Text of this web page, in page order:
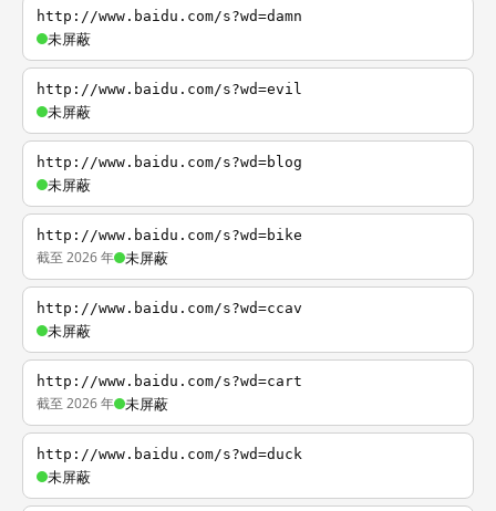
http://www.baidu.com/s?wd=damn
未屏蔽
http://www.baidu.com/s?wd=evil
未屏蔽
http://www.baidu.com/s?wd=blog
未屏蔽
http://www.baidu.com/s?wd=bike
截至 2026 年 未屏蔽
http://www.baidu.com/s?wd=ccav
未屏蔽
http://www.baidu.com/s?wd=cart
截至 2026 年 未屏蔽
http://www.baidu.com/s?wd=duck
未屏蔽